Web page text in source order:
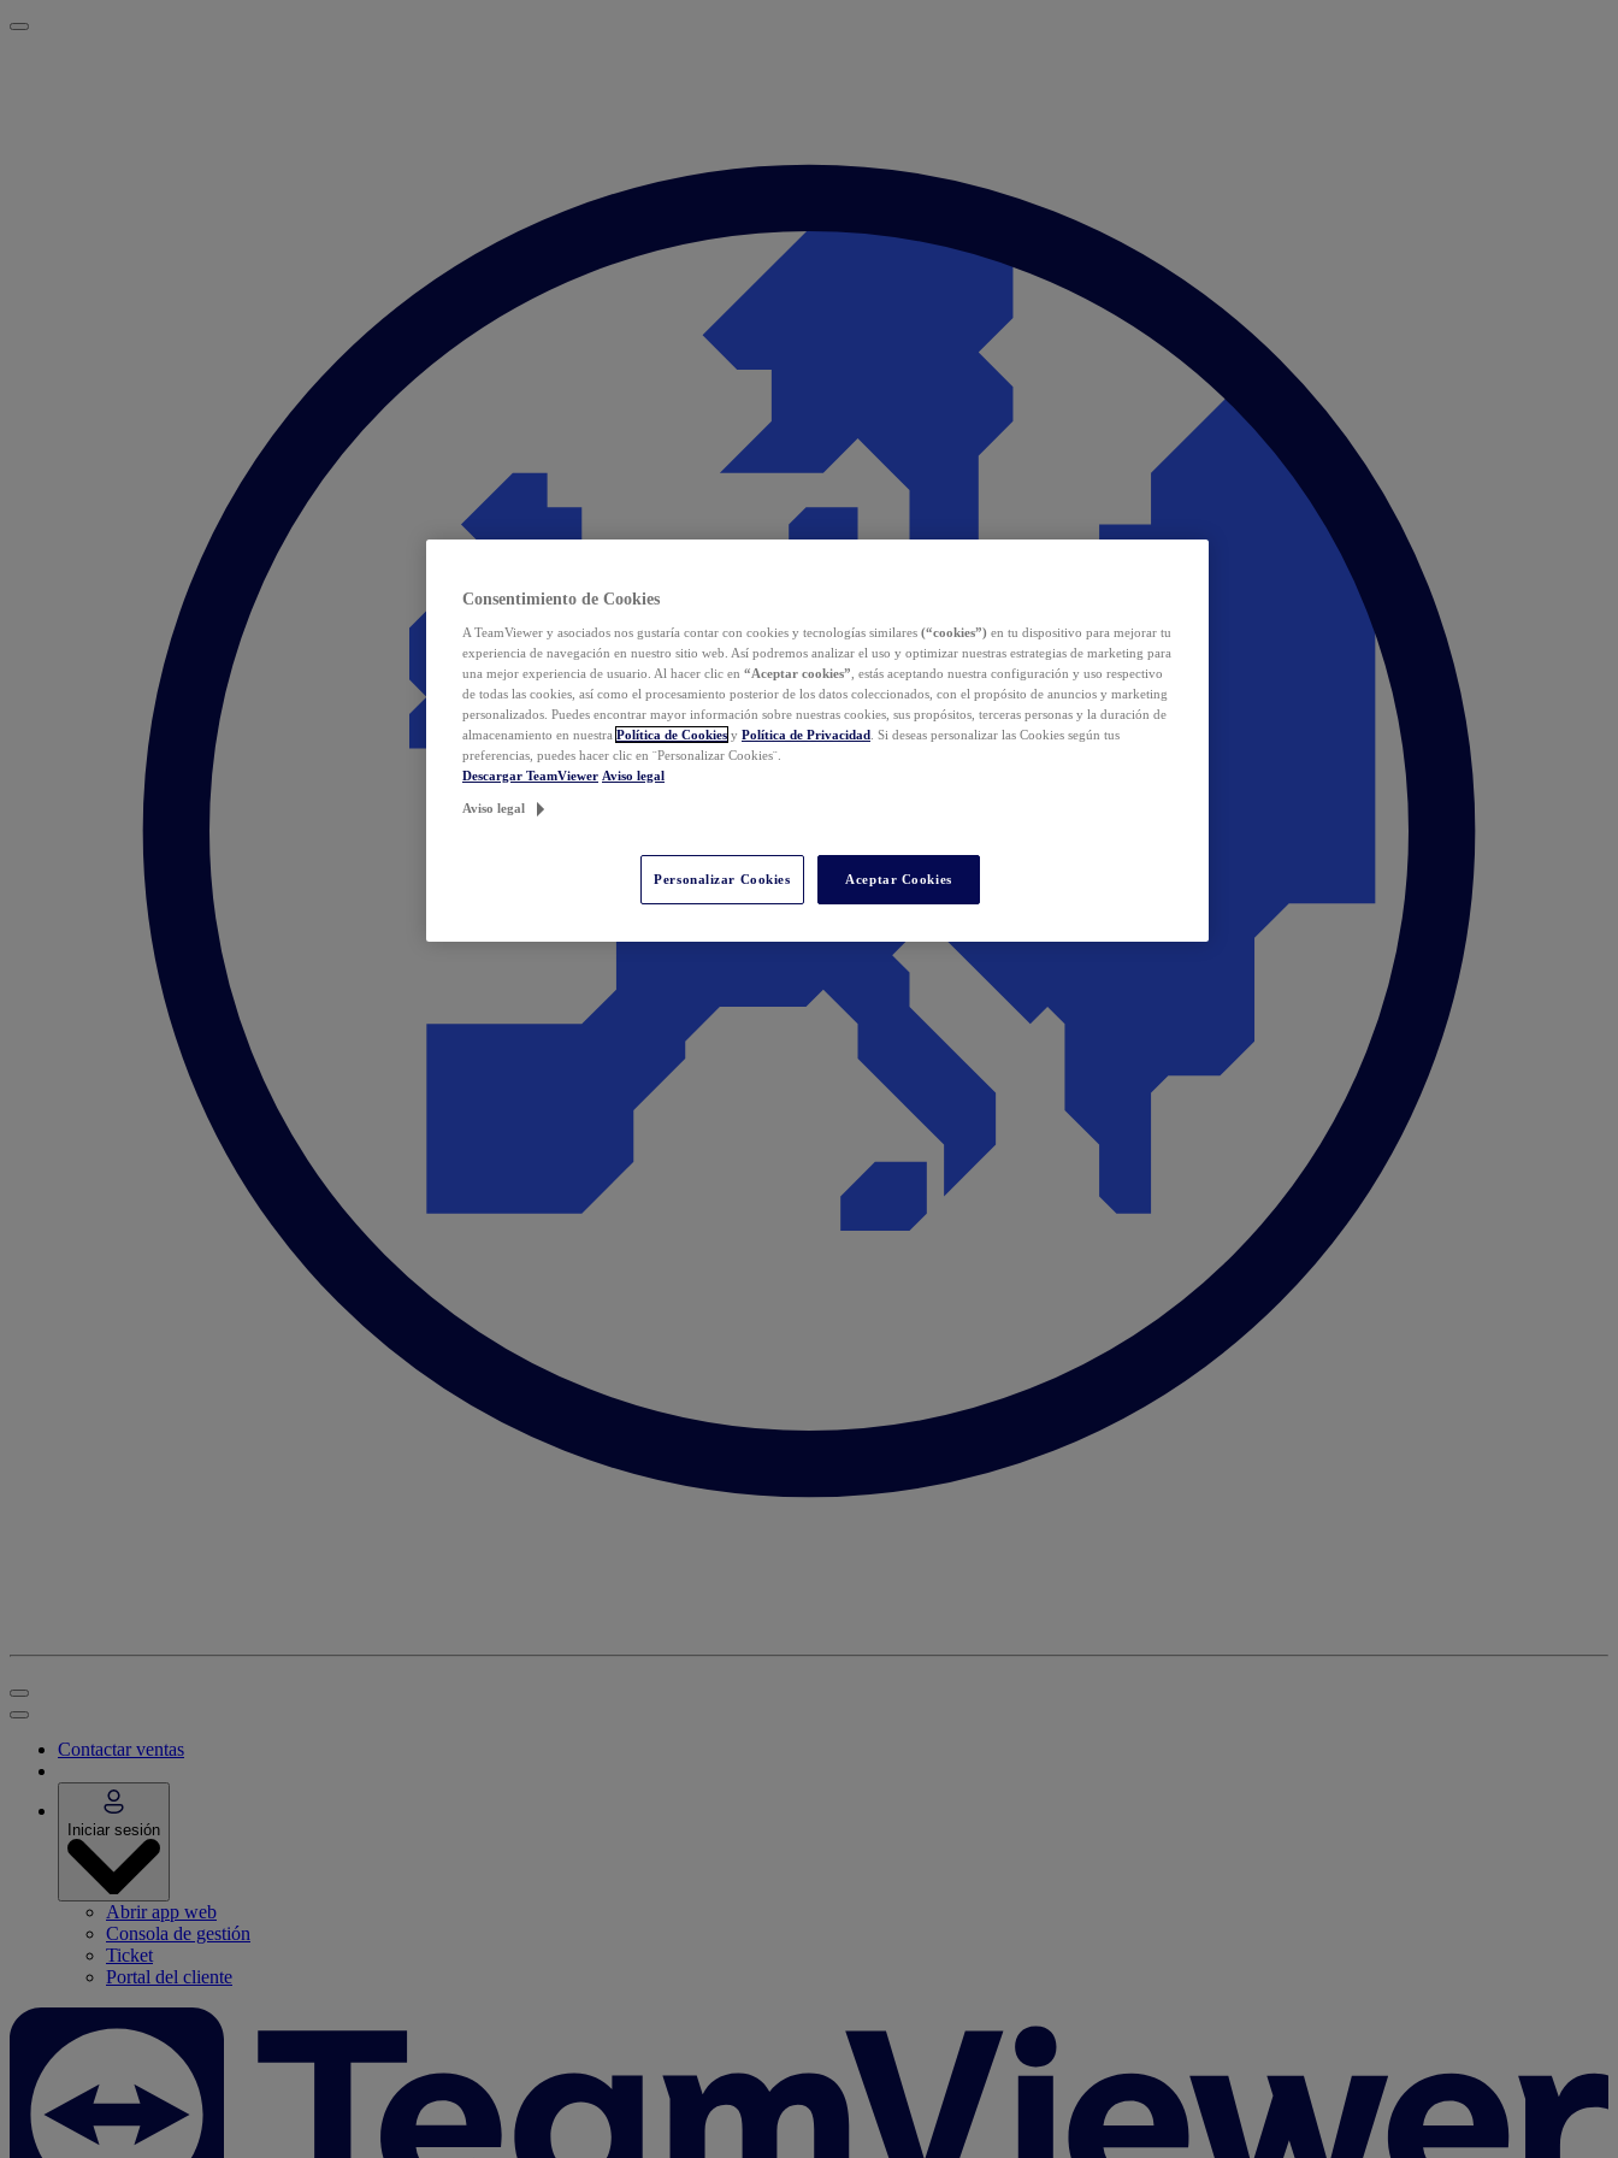
Contactar ventas
Iniciar sesión
Abrir app web
Consola de gestión
Ticket
Portal del cliente
Consentimiento de Cookies
A TeamViewer y asociados nos gustaría contar con cookies y tecnologías similares (“cookies”) en tu dispositivo para mejorar tu
experiencia de navegación en nuestro sitio web. Así podremos analizar el uso y optimizar nuestras estrategias de marketing para
una mejor experiencia de usuario. Al hacer clic en “Aceptar cookies” , estás aceptando nuestra configuración y uso respectivo
de todas las cookies, así como el procesamiento posterior de los datos coleccionados, con el propósito de anuncios y marketing
personalizados. Puedes encontrar mayor información sobre nuestras cookies, sus propósitos, terceras personas y la duración de
almacenamiento en nuestra Política de Cookies y Política de Privacidad . Si deseas personalizar las Cookies según tus
preferencias, puedes hacer clic en ¨Personalizar Cookies¨.
Descargar TeamViewer Aviso legal
Aviso legal
Personalizar Cookies Aceptar Cookies